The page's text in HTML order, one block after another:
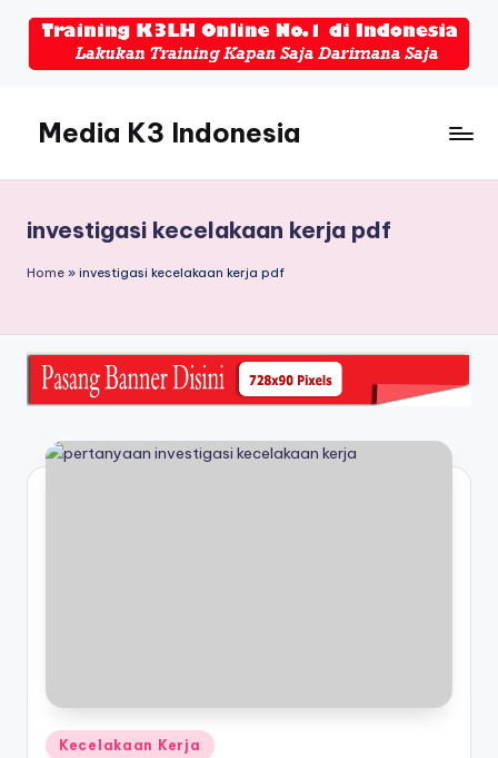
Media K3 Indonesia
Seputar
Dunia
K3LH
investigasi kecelakaan kerja pdf
Home » investigasi kecelakaan kerja pdf
Posted
Kecelakaan Kerja